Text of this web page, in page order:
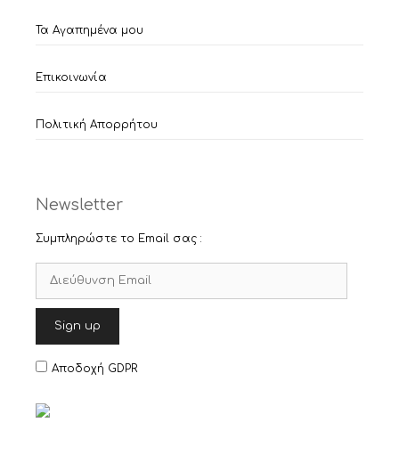
Τα Αγαπημένα μου
Επικοινωνία
Πολιτική Απορρήτου
Newsletter
Συμπληρώστε το Email σας :
Αποδοχή GDPR